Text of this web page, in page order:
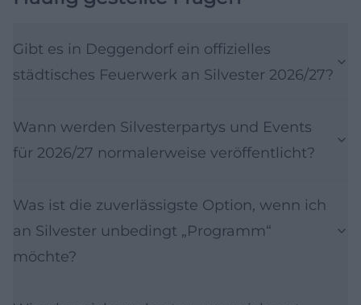
Gibt es in Deggendorf ein offizielles
städtisches Feuerwerk an Silvester 2026/27?
Wann werden Silvesterpartys und Events
für 2026/27 normalerweise veröffentlicht?
Was ist die zuverlässigste Option, wenn ich
an Silvester unbedingt „Programm“
möchte?